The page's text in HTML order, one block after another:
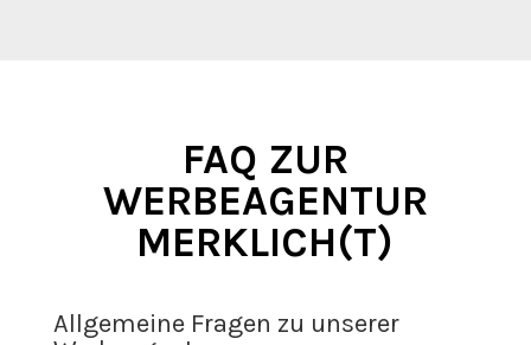
FAQ ZUR
WERBEAGENTUR
MERKLICH(T)
Allgemeine Fragen zu unserer